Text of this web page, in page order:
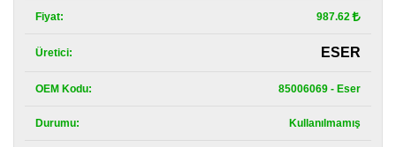
Renault
Parça
Fiyat:
987.62
Üretici: ESER
OEM Kodu: 85006069 - Eser
Durumu: Kullanılmamış